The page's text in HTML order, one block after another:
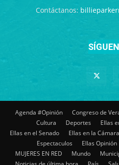
Contáctanos:
Agenda #Opinión Congreso de
Cultura
Deportes
Ellas
Ellas en el Senado
Ellas en la
Espectaculos
Ellas Opinión
MUJERES EN RED
Mundo